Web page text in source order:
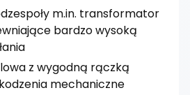
m.in. transformator
bardzo wysoką
z wygodną rączką
mechaniczne